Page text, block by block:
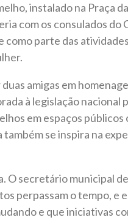
instalado na Praça da
com os consulados do
como parte das
amigas em
à legislação nacional
em espaços públicos
se inspira na
O secretário municipal de
perpassam o tempo, e
e que iniciativas